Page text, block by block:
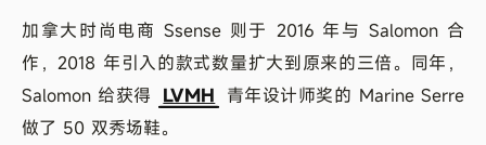
加拿大时尚电商 Ssense 则于 2016 年与 Salomon 合
作，2018 年引入的款式数量扩大到原来的三倍。同年，
Salomon 给获得 LVMH 青年设计师奖的 Marine Serre
做了 50 双秀场鞋。